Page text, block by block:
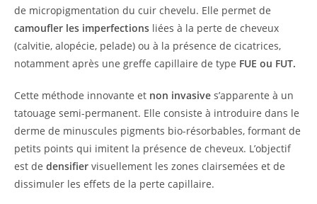
de micropigmentation du cuir chevelu. Elle permet de
camoufler les imperfections liées à la perte de cheveux
(calvitie, alopécie, pelade) ou à la présence de cicatrices,
notamment après une greffe capillaire de type FUE ou FUT.
Cette méthode innovante et non invasive s’apparente à un
tatouage semi-permanent. Elle consiste à introduire dans le
derme de minuscules pigments bio-résorbables, formant de
petits points qui imitent la présence de cheveux. L’objectif
est de densifier visuellement les zones clairsemées et de
dissimuler les effets de la perte capillaire.